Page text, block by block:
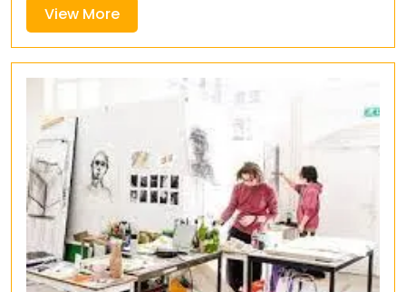
View MoreView
More